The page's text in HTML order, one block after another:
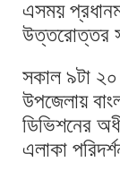
এসময়
উত্তরোত্তর
সকাল ৯টা ২০
উপজেলায়
ডিভিশনের
এলাকা